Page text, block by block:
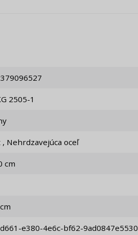
2505-1
, Nehrdzavejúca oceľ
cm
cm
e380-4e6c-bf62-9ad0847e5530